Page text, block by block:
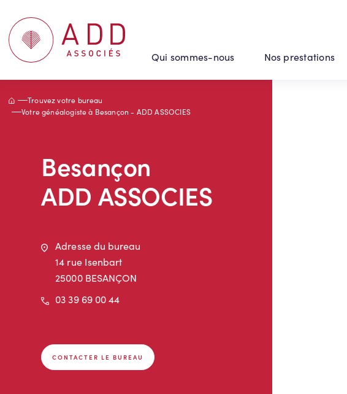
Qui sommes-nous Nos prestations
AccueilTrouvez votre bureau
Votre généalogiste à Besançon - ADD ASSOCIES
Besançon
ADD ASSOCIES
Adresse
Adresse du bureau
14 rue Isenbart
25000 BESANÇON
Téléphone
03 39 69 00 44
CONTACTER LE BUREAU